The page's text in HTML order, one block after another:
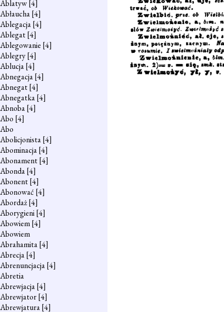
Ablatyw[4]
Abłaucha[4]
Ablegacja[4]
Ablegat[4]
Ablegowanie [4]
Ablegry[4]
Ablucja[4]
Abnegacja[4]
Abnegat[4]
Abnegatka[4]
Abnoba[4]
Abo [4]
Abo
Abolicjonista[4]
Abominacja[4]
Abonament[4]
Abonda[4]
Abonent[4]
Abonować [4]
Abordaż[4]
Aborygieni[4]
Abowiem[4]
Abowiem
Abrahamita[4]
Abrecja[4]
Abrenuncjacja[4]
Abretia
Abrewjacja[4]
Abrewjator[4]
Abrewjatura[4]